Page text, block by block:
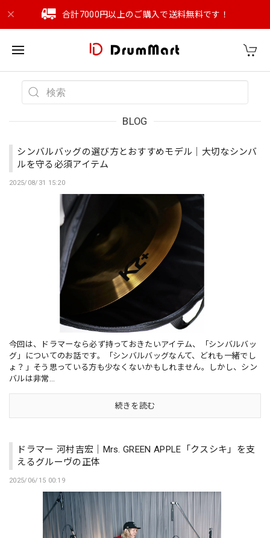
合計7000円以上のご購入で送料無料です！
BLOG
シンバルバッグの選び方とおすすめモデル｜大切なシンバ
ルを守る必須アイテム
2025/08/31 15:20
今回は、ドラマーなら必ず持っておきたいアイテム、「シンバルバッ
グ」についてのお話です。「シンバルバッグなんて、どれも一緒でし
ょ？」そう思っている方も少なくないかもしれません。しかし、シン
バルは非常...
続きを読む
ドラマー 河村吉宏｜Mrs. GREEN APPLE「クスシキ」を支
えるグルーヴの正体
2025/06/15 00:19